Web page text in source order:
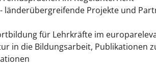
Projekte und
für Lehrkräfte im
in die Bildungsarbeit, Publikationen